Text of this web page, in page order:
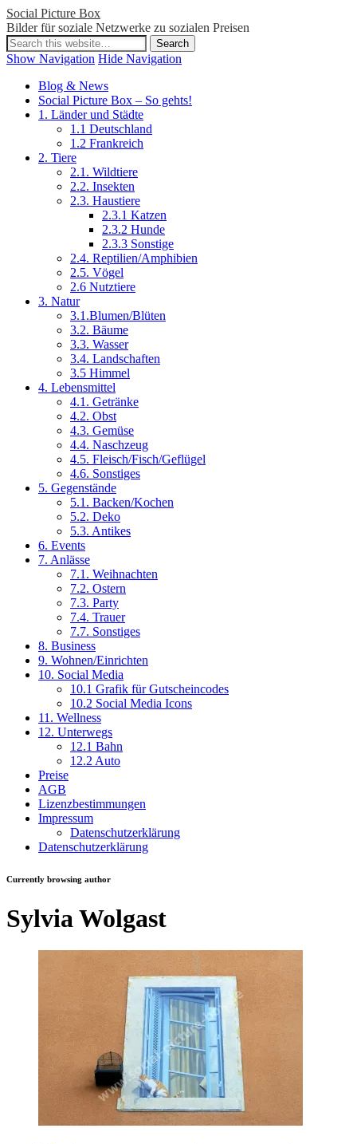
Social Picture Box
Bilder für soziale Netzwerke zu sozialen Preisen
Show Navigation Hide Navigation
Blog & News
Social Picture Box – So gehts!
1. Länder und Städte
1.1 Deutschland
1.2 Frankreich
2. Tiere
2.1. Wildtiere
2.2. Insekten
2.3. Haustiere
2.3.1 Katzen
2.3.2 Hunde
2.3.3 Sonstige
2.4. Reptilien/Amphibien
2.5. Vögel
2.6 Nutztiere
3. Natur
3.1.Blumen/Blüten
3.2. Bäume
3.3. Wasser
3.4. Landschaften
3.5 Himmel
4. Lebensmittel
4.1. Getränke
4.2. Obst
4.3. Gemüse
4.4. Naschzeug
4.5. Fleisch/Fisch/Geflügel
4.6. Sonstiges
5. Gegenstände
5.1. Backen/Kochen
5.2. Deko
5.3. Antikes
6. Events
7. Anlässe
7.1. Weihnachten
7.2. Ostern
7.3. Party
7.4. Trauer
7.7. Sonstiges
8. Business
9. Wohnen/Einrichten
10. Social Media
10.1 Grafik für Gutscheincodes
10.2 Social Media Icons
11. Wellness
12. Unterwegs
12.1 Bahn
12.2 Auto
Preise
AGB
Lizenzbestimmungen
Impressum
Datenschutzerklärung
Datenschutzerklärung
Currently browsing author
Sylvia Wolgast